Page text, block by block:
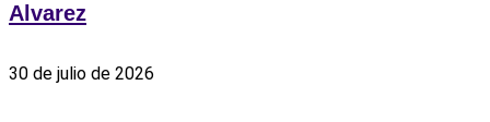
Alvarez
30 de julio de 2026